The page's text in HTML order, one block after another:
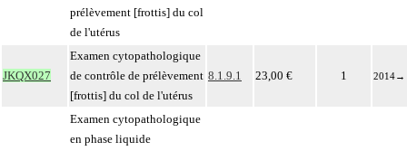
prélèvement [frottis] du col
de l'utérus
JKQX027
Examen cytopathologique
de contrôle de prélèvement
[frottis] du col de l'utérus
8.1.9.1 23,00 € 1 2014→
Examen cytopathologique
en phase liquide